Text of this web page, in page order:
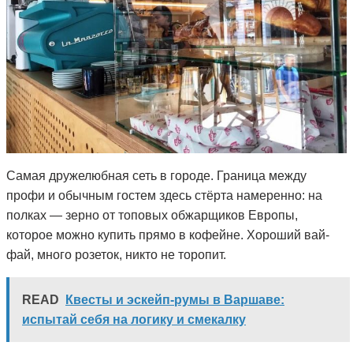
Самая дружелюбная сеть в городе. Граница между
профи и обычным гостем здесь стёрта намеренно: на
полках — зерно от топовых обжарщиков Европы,
которое можно купить прямо в кофейне. Хороший вай-
фай, много розеток, никто не торопит.
READ
Квесты и эскейп-румы в Варшаве:
испытай себя на логику и смекалку